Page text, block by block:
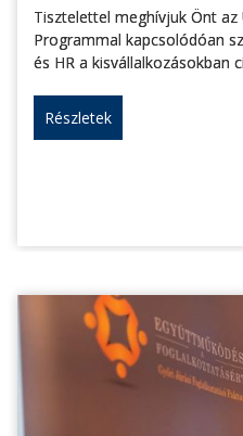
Tisztelettel meghívjuk Önt
Programmal kapcsolódóan
és HR a kisvállalkozásokban
Részletek